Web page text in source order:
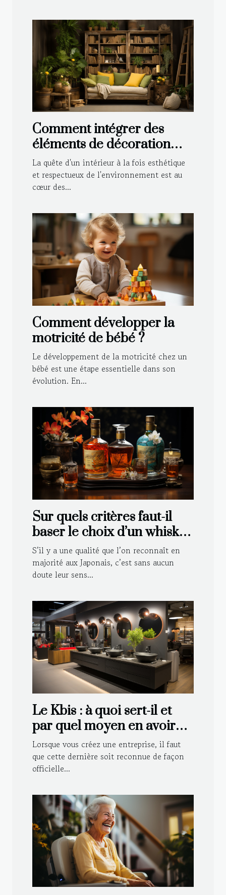
Comment intégrer des
éléments de décoration
durable dans le style
traditionnel de votre
maison
La quête d'un intérieur à la fois esthétique
et respectueux de l'environnement est au
cœur des...
Comment développer la
motricité de bébé ?
Le développement de la motricité chez un
bébé est une étape essentielle dans son
évolution. En...
Sur quels critères faut-il
baser le choix d’un whisky
japonais ?
S’il y a une qualité que l’on reconnaît en
majorité aux Japonais, c’est sans aucun
doute leur sens...
Le Kbis : à quoi sert-il et
par quel moyen en avoir
pour sa société ?
Lorsque vous créez une entreprise, il faut
que cette dernière soit reconnue de façon
officielle...